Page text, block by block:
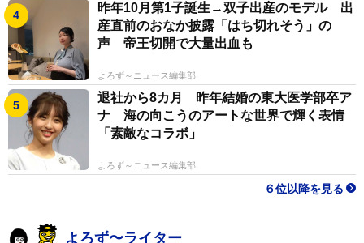
昨年10月第1子誕生→双子出産のモデル 出
産直前のおなか披露「はち切れそう」の
声 帝王切開で大量出血も
よろず～ニュース編集部
退社から8カ月 昨年結婚の東大医学部卒ア
ナ 海の向こうのアートな世界で輝く表情
「素敵なコラボ」
よろず～ニュース編集部
６位以降を見る
よろず〜ライター